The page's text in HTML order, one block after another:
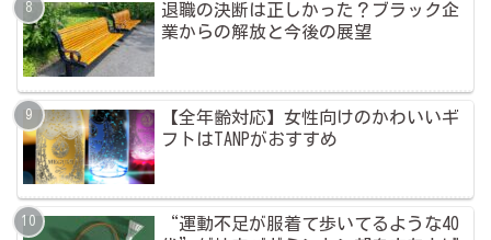
退職の決断は正しかった？ブラック企
業からの解放と今後の展望
【全年齢対応】女性向けのかわいいギ
フトはTANPがおすすめ
“運動不足が服着て歩いてるような40